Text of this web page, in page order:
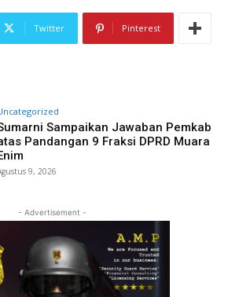
Twitter Pinterest
Sampaikan Jawaban Pemkab
Pandangan 9 Fraksi DPRD Muara
9, 2026
- Advertisement -